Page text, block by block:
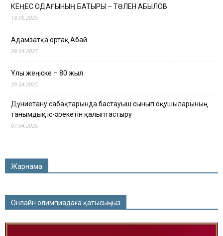
КЕҢЕС ОДАҒЫНЫҢ БАТЫРЫ – ТӨЛЕН ҚАБЫЛОВ
18.05.2025
Адамзатқа ортақ Абай
29.04.2025
Ұлы жеңіске – 80 жыл
29.04.2025
Дүниетану сабақтарында бастауыш сынып оқушыларының
танымдық іс-әрекетін қалыптастыру
07.04.2025
Жарнама
Онлайн олимпиадаға қатысыңыз